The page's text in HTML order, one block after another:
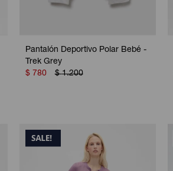
Pantalón Deportivo Polar Bebé -
Trek Grey
$ 780 $ 1.200